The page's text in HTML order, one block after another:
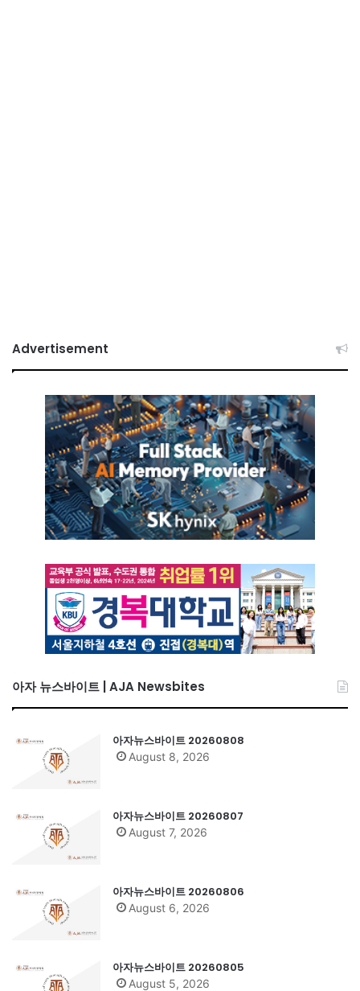
Advertisement
아자 뉴스바이트 | AJA Newsbites
아자뉴스바이트 20260808
August 8, 2026
아자뉴스바이트 20260807
August 7, 2026
아자뉴스바이트 20260806
August 6, 2026
아자뉴스바이트 20260805
August 5, 2026